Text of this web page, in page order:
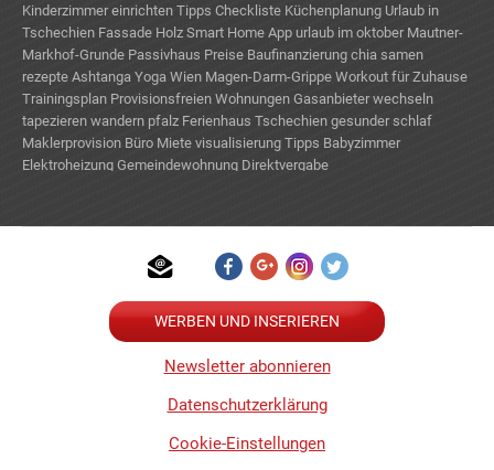
Kinderzimmer einrichten Tipps Checkliste Küchenplanung Urlaub in
Tschechien Fassade Holz Smart Home App urlaub im oktober Mautner-
Markhof-Grunde Passivhaus Preise Baufinanzierung chia samen
rezepte Ashtanga Yoga Wien Magen-Darm-Grippe Workout für Zuhause
Trainingsplan Provisionsfreien Wohnungen Gasanbieter wechseln
tapezieren wandern pfalz Ferienhaus Tschechien gesunder schlaf
Maklerprovision Büro Miete visualisierung Tipps Babyzimmer
Elektroheizung Gemeindewohnung Direktvergabe
WERBEN UND INSERIEREN
Newsletter abonnieren
Datenschutzerklärung
Cookie-Einstellungen